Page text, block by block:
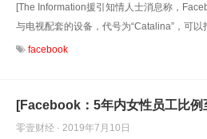
[The Information援引知情人士消息称，
与电视配套的设备，代号为“Catalina”，可
facebook
[Facebook：5年内女性员工比例
零壹财经 · 2019年7月10日